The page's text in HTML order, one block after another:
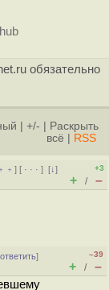
обязательно
+/-
Раскрыть
всё
RSS
] [ · · ·][↓]
+3
+ / –
ответить]
–39
+ / –